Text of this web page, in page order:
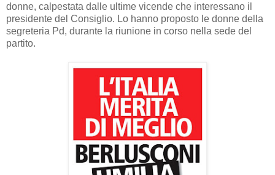
donne, calpestata dalle ultime vicende che interessano il
presidente del Consiglio. Lo hanno proposto le donne della
segreteria Pd, durante la riunione in corso nella sede del
partito.